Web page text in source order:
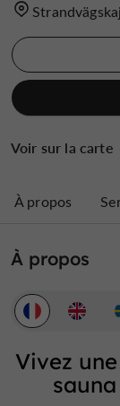
Voir sur la carte
À propos
À propos
Vivez